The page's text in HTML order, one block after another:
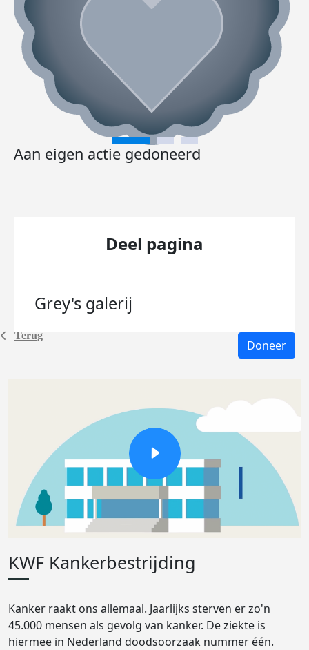
Terug
Aan eigen actie gedoneerd
Deel pagina
Grey's galerij
Doneer
KWF Kankerbestrijding
Kanker raakt ons allemaal. Jaarlijks sterven er zo'n
45.000 mensen als gevolg van kanker. De ziekte is
hiermee in Nederland doodsoorzaak nummer één.